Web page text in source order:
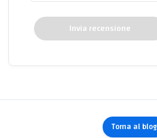
Invia recensione
Torna al blog